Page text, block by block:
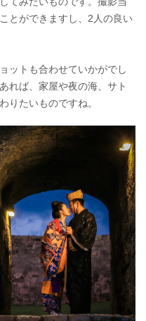
とができますし、2人の良い
ットも合わせていかがでし
れば、家屋や夜の海、サト
りたいものですね。